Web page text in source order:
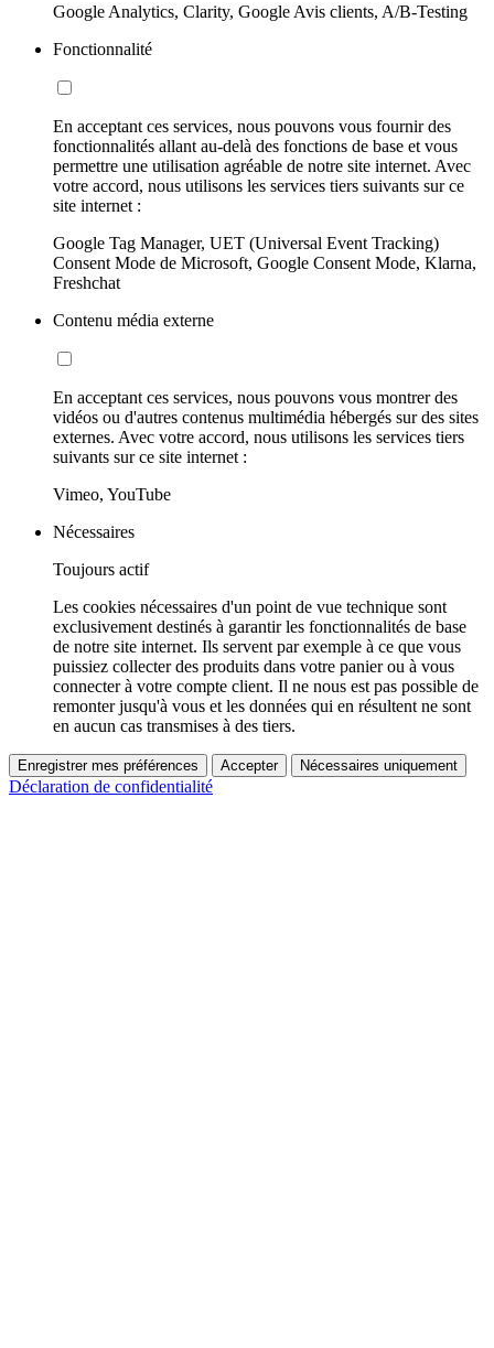
Google Analytics, Clarity, Google Avis clients, A/B-Testing
Fonctionnalité
En acceptant ces services, nous pouvons vous fournir des
fonctionnalités allant au-delà des fonctions de base et vous
permettre une utilisation agréable de notre site internet. Avec
votre accord, nous utilisons les services tiers suivants sur ce
site internet :
Google Tag Manager, UET (Universal Event Tracking)
Consent Mode de Microsoft, Google Consent Mode, Klarna,
Freshchat
Contenu média externe
En acceptant ces services, nous pouvons vous montrer des
vidéos ou d'autres contenus multimédia hébergés sur des sites
externes. Avec votre accord, nous utilisons les services tiers
suivants sur ce site internet :
Vimeo, YouTube
Nécessaires
Toujours actif
Les cookies nécessaires d'un point de vue technique sont
exclusivement destinés à garantir les fonctionnalités de base
de notre site internet. Ils servent par exemple à ce que vous
puissiez collecter des produits dans votre panier ou à vous
connecter à votre compte client. Il ne nous est pas possible de
remonter jusqu'à vous et les données qui en résultent ne sont
en aucun cas transmises à des tiers.
Enregistrer mes préférences Accepter Nécessaires uniquement
Déclaration de confidentialité